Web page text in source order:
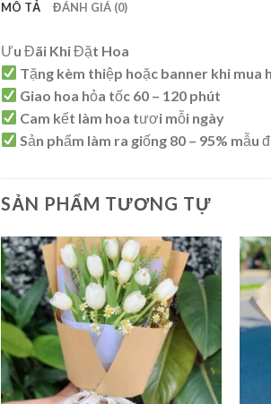
MÔ TẢ ĐÁNH GIÁ (0)
Ưu Đãi Khi Đặt Hoa
Tặng kèm thiệp hoặc banner khi mua
Giao hoa hỏa tốc 60 – 120 phút
Cam kết làm hoa tươi mỗi ngày
Sản phẩm làm ra giống 80 – 95% mẫu
SẢN PHẨM TƯƠNG TỰ